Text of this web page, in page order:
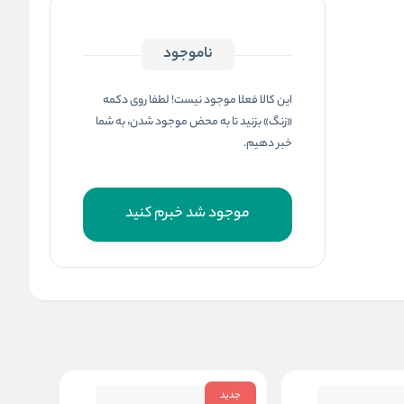
ناموجود
این کالا فعلا موجود نیست! لطفا روی دکمه
«زنگ» بزنید تا به محض موجود شدن، به شما
خبر دهیم.
موجود شد خبرم کنید
جدید